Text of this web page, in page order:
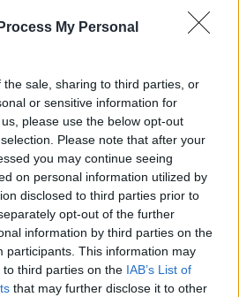
My Personal
sale, sharing to third parties, or
or sensitive information for
please use the below opt-out
Please note that after your
you may continue seeing
on personal information utilized by
disclosed to third parties prior to
opt-out of the further
information by third parties on the
participants. This information may
third parties on the IAB’s List of
that may further disclose it to other
Zelená architektura.cz, který svými
reklama
je možné najít informace také na
(Green Architecture.cz) se
širšího výstavního projektu. Další
Architectural + Urban +
Jaroslava Fragnera, Sluneční
(Solar Architecture in Austria) v
a Zumtobel group award